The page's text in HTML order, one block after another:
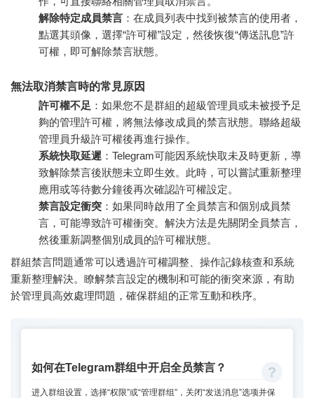
解除特定成員禁言 ：在成員列表中找到被禁言的使用者，
點選其頭像，選擇“許可權”設定，然後恢復“傳送訊息”許
可權，即可解除禁言狀態。
無法取消禁言時的常見原因
許可權不足 ：如果您不是群組的超級管理員或未被授予足
夠的管理許可權，將無法修改成員的禁言狀態。聯絡超級
管理員升級許可權後再進行操作。
系統快取延遲 ：Telegram可能因系統快取未及時更新，導
致解除禁言後狀態未立即生效。此時，可以嘗試重新整理
應用或等待數分鐘後再次確認許可權設定。
禁言設定衝突 ：如果同時啟用了全員禁言和個別成員禁
言，可能導致許可權衝突。解決方法是先關閉全員禁言，
然後重新調整個別成員的許可權狀態。
群組禁言問題通常可以透過許可權調整、操作記錄核查和系統
重新整理解決。瞭解禁言設定的機制和可能的衝突來源，有助
於管理員高效處理問題，確保群組的正常互動和秩序。
如何在Telegram群组中开启全员禁言？
进入群组设置，选择“权限”或“管理群组”，关闭“发送消息”选项并保